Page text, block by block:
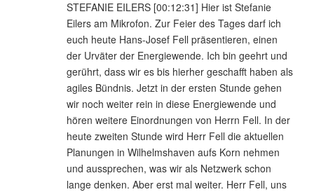
STEFANIE EILERS [00:12:31] Hier ist Stefanie
Eilers am Mikrofon. Zur Feier des Tages darf ich
euch heute Hans-Josef Fell präsentieren, einen
der Urväter der Energiewende. Ich bin geehrt und
gerührt, dass wir es bis hierher geschafft haben als
agiles Bündnis. Jetzt in der ersten Stunde gehen
wir noch weiter rein in diese Energiewende und
hören weitere Einordnungen von Herrn Fell. In der
heute zweiten Stunde wird Herr Fell die aktuellen
Planungen in Wilhelmshaven aufs Korn nehmen
und aussprechen, was wir als Netzwerk schon
lange denken. Aber erst mal weiter. Herr Fell, uns